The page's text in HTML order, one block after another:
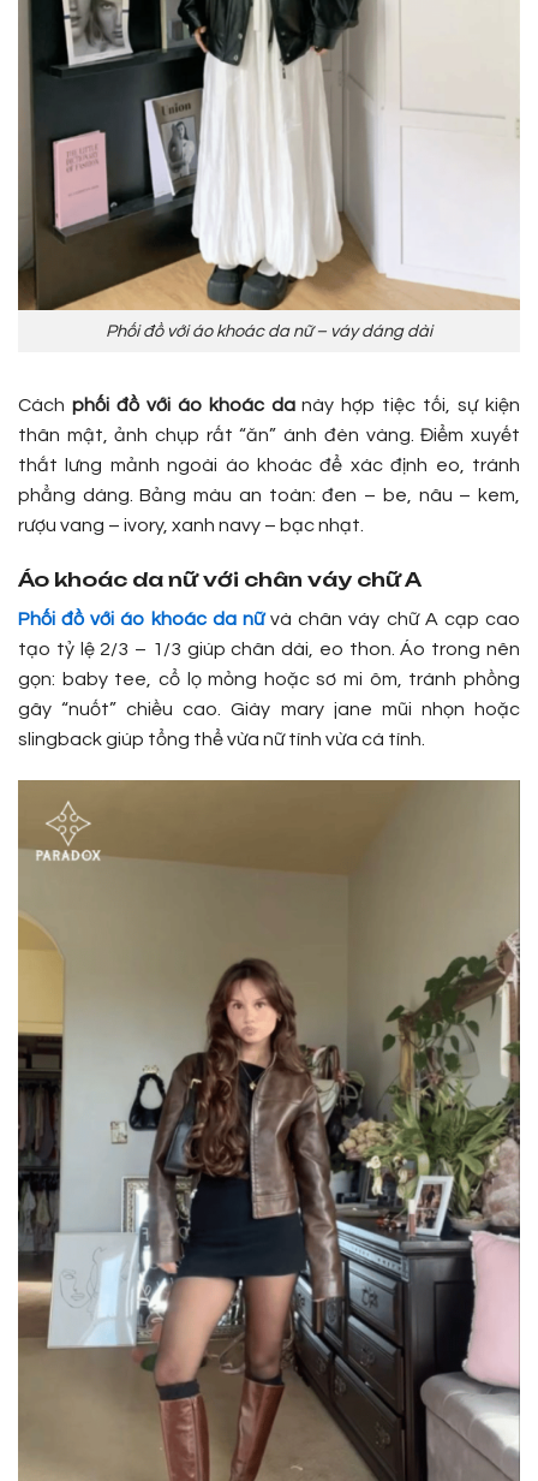
Phối đồ với áo khoác da nữ – váy dáng dài
Cách phối đồ với áo khoác danày hợp tiệc tối, sự kiện
thân mật, ảnh chụp rất “ăn” ánh đèn vàng. Điểm xuyết
thắt lưng mảnh ngoài áo khoác để xác định eo, tránh
phẳng dáng. Bảng màu an toàn: đen – be, nâu – kem,
rượu vang – ivory, xanh navy – bạc nhạt.
Áo khoác da nữ với chân váy chữ A
Phối đồ với áo khoác da nữvà chân váy chữ A cạp cao
tạo tỷ lệ 2/3 – 1/3 giúp chân dài, eo thon. Áo trong nên
gọn: baby tee, cổ lọ mỏng hoặc sơ mi ôm, tránh phồng
gây “nuốt” chiều cao. Giày mary jane mũi nhọn hoặc
slingback giúp tổng thể vừa nữ tính vừa cá tính.